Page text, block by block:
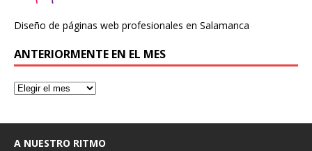
Diseño de páginas web profesionales en Salamanca
ANTERIORMENTE EN EL MES
A NUESTRO RITMO